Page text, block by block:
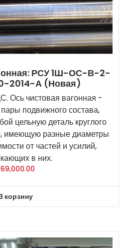
РСУ 1Ш-ОС-В-2-
2014-А (новая)
Ось чистовая вагонная -
подвижного состава,
цельную деталь круглого
имеющую разные диаметры
от частей и усилий,
в них.
69,000.00
корзину